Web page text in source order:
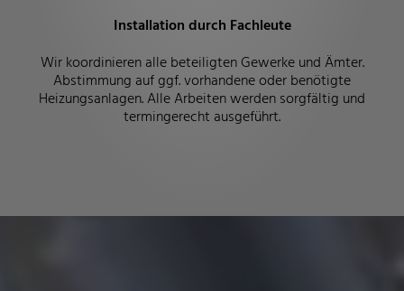
Installation durch Fachleute
Wir koordinieren alle beteiligten Gewerke und Ämter.
Abstimmung auf ggf. vorhandene oder benötigte
Heizungsanlagen. Alle Arbeiten werden sorgfältig und
termingerecht ausgeführt.